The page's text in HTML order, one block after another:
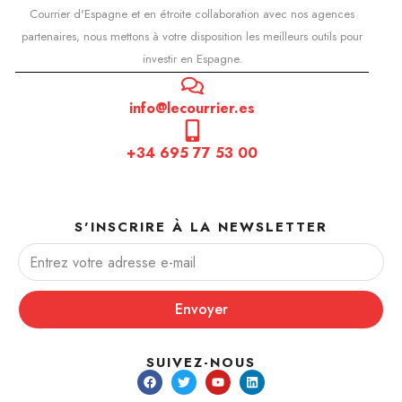
Courrier d'Espagne et en étroite collaboration avec nos agences
partenaires, nous mettons à votre disposition les meilleurs outils pour
investir en Espagne.
info@lecourrier.es
+34 695 77 53 00
S'INSCRIRE À LA NEWSLETTER
Envoyer
SUIVEZ-NOUS